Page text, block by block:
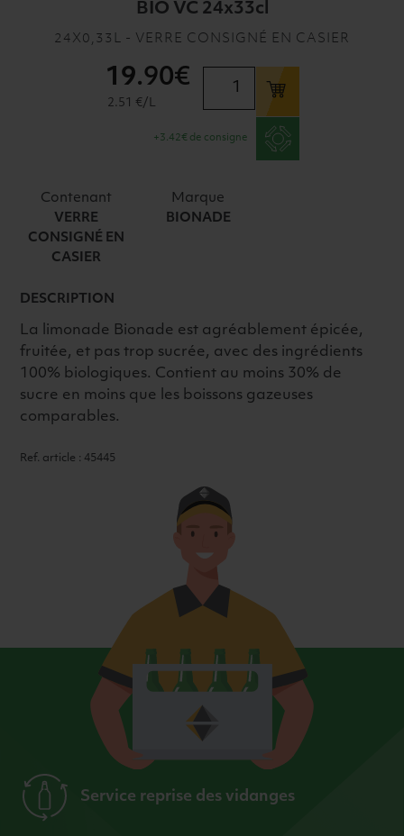
BIO VC 24x33cl
24X0,33L - VERRE CONSIGNÉ EN CASIER
LIMONADE
BIONADE
GINGER-
BIO
19.90€
2.51 €/L
+3.42€ de consigne
Contenant
VERRE
CONSIGNÉ EN
CASIER
Marque
BIONADE
DESCRIPTION
La limonade Bionade est agréablement épicée,
fruitée, et pas trop sucrée, avec des ingrédients
100% biologiques. Contient au moins 30% de
sucre en moins que les boissons gazeuses
comparables.
Ref. article : 45445
Service reprise des vidanges